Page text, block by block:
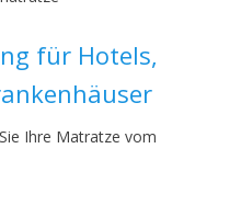
für Hotels,
Ihre Matratze vom